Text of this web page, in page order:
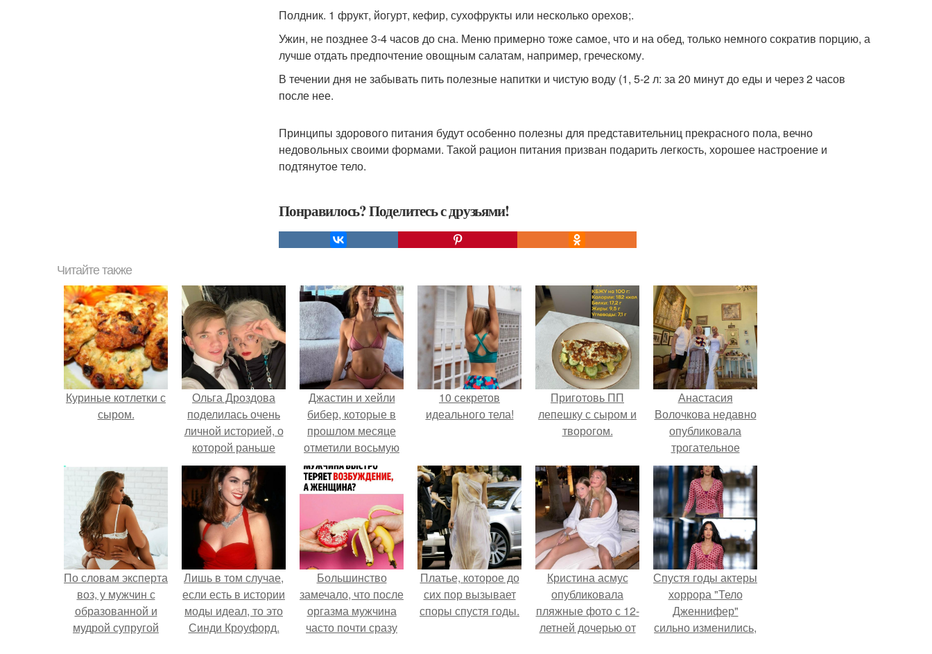
Полдник. 1 фрукт, йогурт, кефир, сухофрукты или несколько орехов;.
Ужин, не позднее 3-4 часов до сна. Меню примерно тоже самое, что и на обед, только немного сократив порцию, а
лучше отдать предпочтение овощным салатам, например, греческому.
В течении дня не забывать пить полезные напитки и чистую воду (1, 5-2 л: за 20 минут до еды и через 2 часов
после нее.
Принципы здорового питания будут особенно полезны для представительниц прекрасного пола, вечно
недовольных своими формами. Такой рацион питания призван подарить легкость, хорошее настроение и
подтянутое тело.
Понравилось? Поделитесь с друзьями!
Читайте также
Куриные котлетки с
сыром.
Ольга Дроздова
поделилась очень
личной историей, о
которой раньше
почти не говорила.
Джастин и хейли
бибер, которые в
прошлом месяце
отметили восьмую
годовщину
помолвки, показали
новые фото с
совместного
отдыха.
10 секретов
идеального тела!
Приготовь ПП
лепешку с сыром и
творогом.
Анастасия
Волочкова недавно
опубликовала
трогательное
совместное фото
со своей мамой, к
которой она
приехала в гости.
По словам эксперта
воз, у мужчин с
образованной и
мудрой супругой
Лишь в том случае,
если есть в истории
моды идеал, то это
Синди Кроуфорд.
Большинство
замечало, что после
оргазма мужчина
часто почти сразу
Платье, которое до
сих пор вызывает
споры спустя годы.
Кристина асмус
опубликовала
пляжные фото с 12-
летней дочерью от
Спустя годы актеры
хоррора "Тело
Дженнифер"
сильно изменились,